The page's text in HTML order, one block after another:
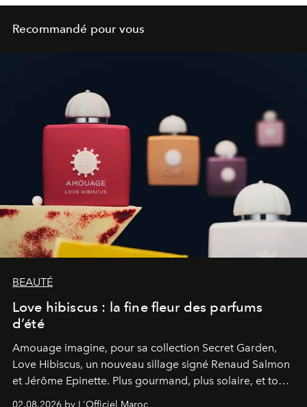
Recommandé pour vous
BEAUTÉ
Love hibiscus : la fine fleur des parfums
d’été
Amouage imagine, pour sa collection Secret Garden,
Love Hibiscus, un nouveau sillage signé Renaud Salmon
et Jérôme Epinette. Plus gourmand, plus solaire, et tout
à fait irrésistible.
02.08.2026 by L'Officiel Maroc